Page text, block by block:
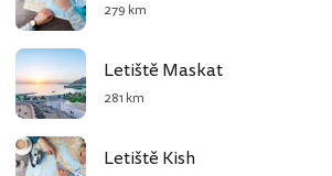
279 km
Letiště Maskat
281 km
Letiště Kish